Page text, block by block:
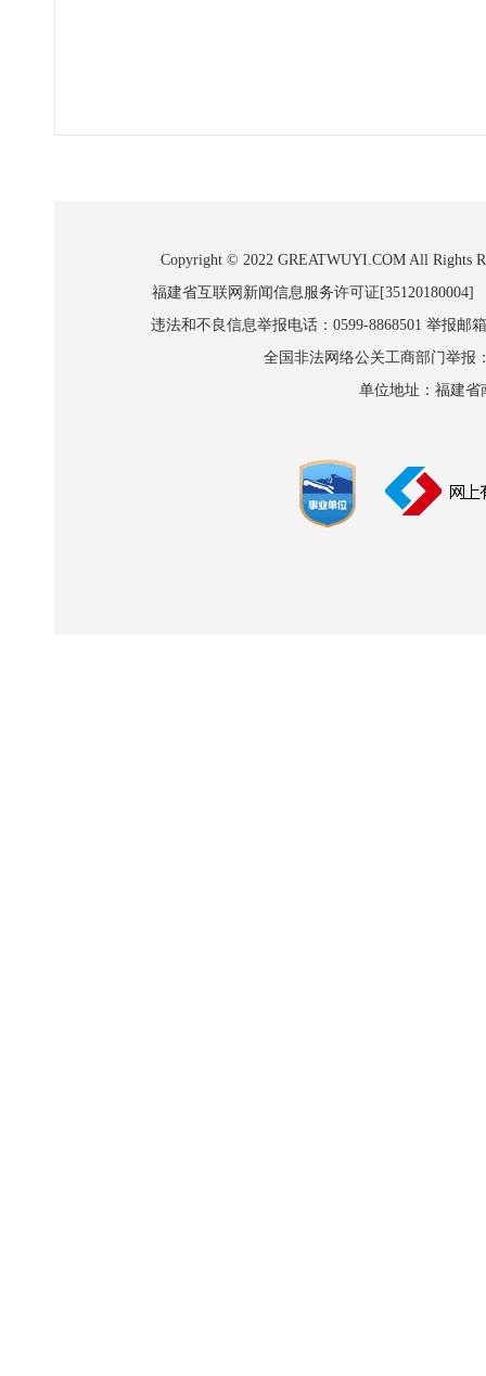
Copyright © 2022 GREATWUYI.COM All Rights
福建省互联网新闻信息服务许可证
违法和不良信息举报电话：0599-8868501 举报邮
全国非法网络公关工商部门举报
单位地址：福建省